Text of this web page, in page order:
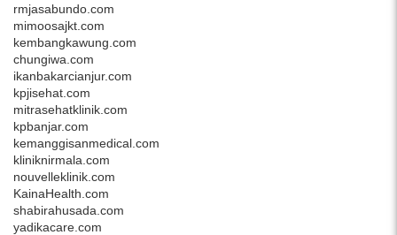
rmjasabundo.com
mimoosajkt.com
kembangkawung.com
chungiwa.com
ikanbakarcianjur.com
kpjisehat.com
mitrasehatklinik.com
kpbanjar.com
kemanggisanmedical.com
kliniknirmala.com
nouvelleklinik.com
KainaHealth.com
shabirahusada.com
yadikacare.com